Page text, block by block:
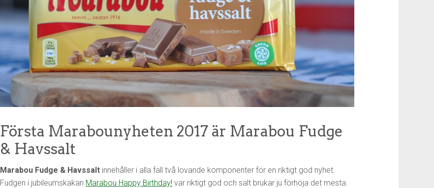
Första Marabounyheten 2017 är Marabou Fudge
& Havssalt
Marabou Fudge & Havssalt innehåller i alla fall två lovande komponenter för en riktigt god nyhet.
Fudgen i jubileumskakan Marabou Happy Birthday! var riktigt god och salt brukar ju förhöja det mesta.